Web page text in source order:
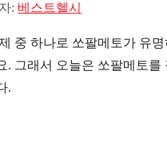
: 베스트헬시
중 하나로 쏘팔메토가 유
. 그래서 오늘은 쏘팔메토
.